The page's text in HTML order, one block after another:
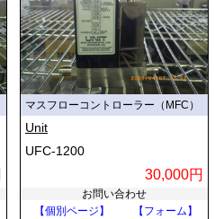
マスフローコントローラー（MFC）
Unit
UFC-1200
30,000円
お問い合わせ
【個別ページ】
【フォーム】